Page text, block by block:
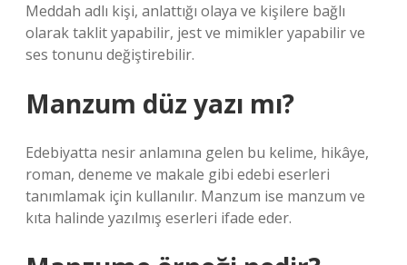
Meddah adlı kişi, anlattığı olaya ve kişilere bağlı
olarak taklit yapabilir, jest ve mimikler yapabilir ve
ses tonunu değiştirebilir.
Manzum düz yazı mı?
Edebiyatta nesir anlamına gelen bu kelime, hikâye,
roman, deneme ve makale gibi edebi eserleri
tanımlamak için kullanılır. Manzum ise manzum ve
kıta halinde yazılmış eserleri ifade eder.